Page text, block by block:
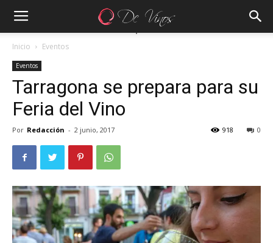
Inicio Eventos
Eventos
Tarragona se prepara para su
Feria del Vino
Por Redacción - 2 junio, 2017 0
918